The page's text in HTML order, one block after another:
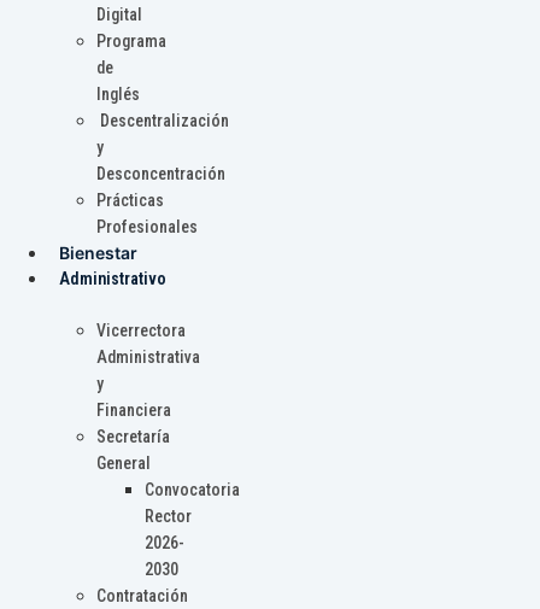
Digital
Programa
de
Inglés
Descentralización
y
Desconcentración
Prácticas
Profesionales
Bienestar
Administrativo
Vicerrectora
Administrativa
y
Financiera
Secretaría
General
Convocatoria
Rector
2026-
2030
Contratación